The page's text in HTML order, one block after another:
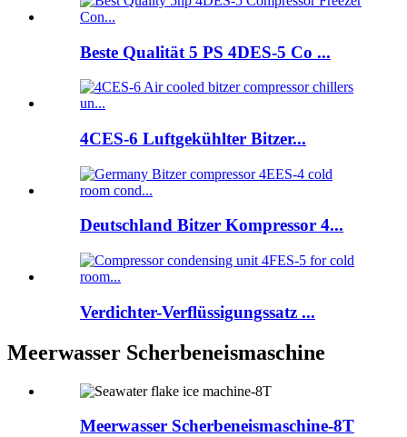
Beste Qualität 5 PS 4DES-5 Co ...
4CES-6 Luftgekühlter Bitzer...
Deutschland Bitzer Kompressor 4...
Verdichter-Verflüssigungssatz ...
Meerwasser Scherbeneismaschine
Meerwasser Scherbeneismaschine-8T